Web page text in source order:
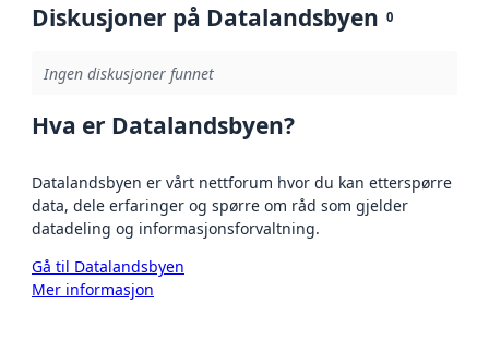
Diskusjoner på Datalandsbyen 0
Ingen diskusjoner funnet
Hva er Datalandsbyen?
Datalandsbyen er vårt nettforum hvor du kan etterspørre
data, dele erfaringer og spørre om råd som gjelder
datadeling og informasjonsforvaltning.
Gå til Datalandsbyen
Mer informasjon